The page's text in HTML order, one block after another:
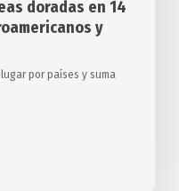
doradas en 14
y
por países y suma